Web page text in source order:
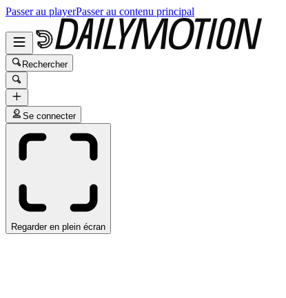
Passer au playerPasser au contenu principal
Rechercher
Se connecter
Regarder en plein écran